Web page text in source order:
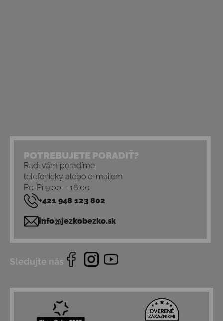
POTREBUJETE PORADIŤ?
Radi vám poradíme
telefonicky alebo e-mailom
Po-Pi 9:00 – 16:00
+421 948 123 802
info@jezkobezko.sk
Sledujte nás